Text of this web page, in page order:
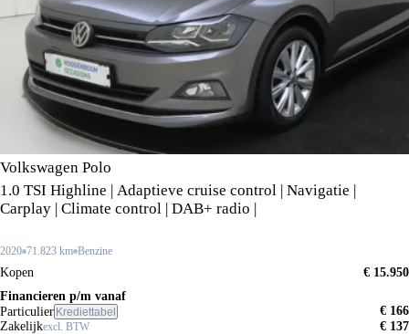
Volkswagen Polo
1.0 TSI Highline | Adaptieve cruise control | Navigatie |
Carplay | Climate control | DAB+ radio |
2020 71.823 km Benzine
Kopen
€ 15.950
Financieren p/m vanaf
Particulier Krediettabel
€ 166
Zakelijkexcl. BTW € 137